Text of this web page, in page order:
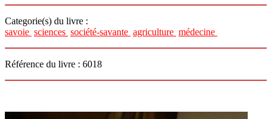
Categorie(s) du livre :
savoie sciences société-savante agriculture médecine
Référence du livre : 6018